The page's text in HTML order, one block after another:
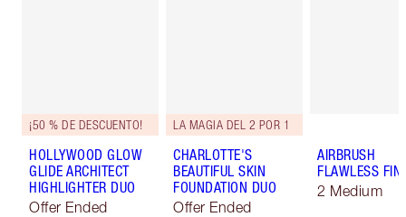
¡50 % DE DESCUENTO!
HOLLYWOOD GLOW
GLIDE ARCHITECT
HIGHLIGHTER DUO
Offer Ended
LA MAGIA DEL 2 POR 1
CHARLOTTE'S
BEAUTIFUL SKIN
FOUNDATION DUO
Offer Ended
AIRBRUSH
FLAWLESS
2 Medium